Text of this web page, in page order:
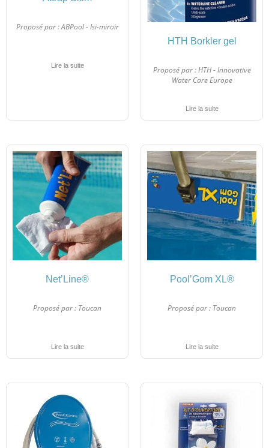
Proposé par :ABPool - Isi-miroir
Lire la suite
HTH Borkler gel
Proposé par :HTH - Innovative
Water Care Europe
Lire la suite
Net’Line®
Proposé par : Toucan
Lire la suite
Pool’Gom XL®
Proposé par : Toucan
Lire la suite